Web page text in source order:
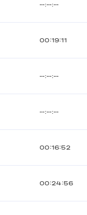
--:--:--
00:19:11
--:--:--
--:--:--
00:16:52
00:24:56